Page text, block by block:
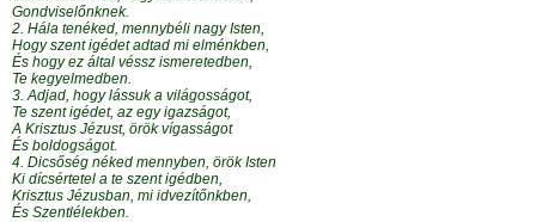
Gondviselőnknek.
2. Hála tenéked, mennybéli nagy Isten,
Hogy szent igédet adtad mi elménkben,
És hogy ez által véssz ismeretedben,
Te kegyelmedben.
3. Adjad, hogy lássuk a világosságot,
Te szent igédet, az egy igazságot,
A Krisztus Jézust, örök vígasságot
És boldogságot.
4. Dicsőség néked mennyben, örök Isten
Ki dícsértetel a te szent igédben,
Krisztus Jézusban, mi idvezítőnkben,
És Szentlélekben.